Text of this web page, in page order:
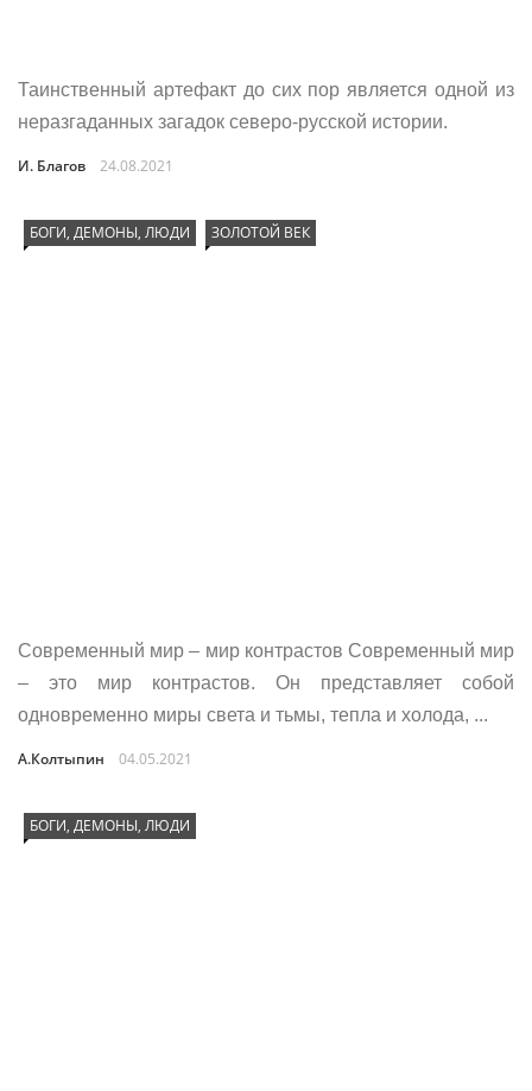
Таинственный артефакт до сих пор является одной из
неразгаданных загадок северо-русской истории.
И. Благов 24.08.2021
БОГИ, ДЕМОНЫ, ЛЮДИ ЗОЛОТОЙ ВЕК
Современный мир – мир контрастов Современный мир
– это мир контрастов. Он представляет собой
одновременно миры света и тьмы, тепла и холода, ...
А.Колтыпин 04.05.2021
БОГИ, ДЕМОНЫ, ЛЮДИ